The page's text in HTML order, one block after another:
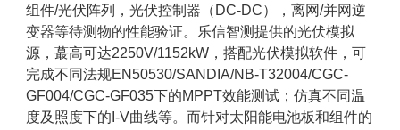
组件/光伏阵列，光伏控制器（DC-DC），离网/并网逆
变器等待测物的性能验证。乐信智测提供的光伏模拟
源，蕞高可达2250V/1152kW，搭配光伏模拟软件，可
完成不同法规EN50530/SANDIA/NB-T32004/CGC-
GF004/CGC-GF035下的MPPT效能测试；仿真不同温
度及照度下的I-V曲线等。而针对太阳能电池板和组件的